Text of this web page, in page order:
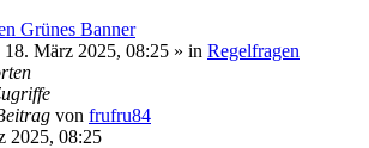
Grünes Banner
18. März 2025, 08:25 » in Regelfragen
von frufru84
2025, 08:25